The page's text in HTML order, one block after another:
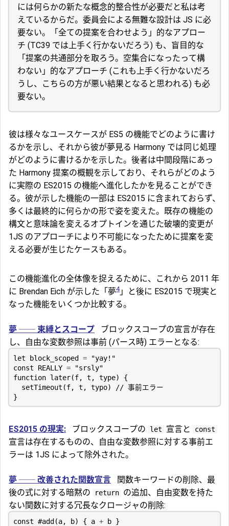
には何らかの新たな概念的整合性が必要だと私は考
えているからだ。委員会による無難な設計は JS に必
要ない。「全ての提案を合わせよう」的なアプロー
チ (TC39 では上手く行かないだろう) も、盲目的な
「提案の共通部分を取ろう。空集合になったって構
わない」的なアプローチ (これも上手く行かないだろ
うし、こちらの方が悪い結果となると思われる) も必
要ない。
彼は様々なユースケースが ES5 の機能でどのように書け
るかを示し、それから彼が夢見る Harmony では同じ処理
がどのように書けるかを示した。後者は中間段階にあっ
た Harmony 提案の概観を示しており、それらがどのよう
に実際の ES2015 の機能へ進化したかを見ることができ
る。彼が示した機能の一部は ES2015 に含まれておらず、
多くは最終的に何らかの形で姿を変えた。既存の機能の
構文と意味論を変えるオプトインを通じた破壊的変更が
1JS のアプローチにより不可能になったために提案を変
える必要が生じたケースもある。
この機能進化の全体像を捉えるために、これから 2011 年
に Brendan Eich が示した「夢4」と後に ES2015 で現実と
なった機能をいくつか比較する。
夢 ── 束縛とスコープ
ブロックスコープの宣言が存在
し、自由な変数参照は事前 (パース時) エラーとなる:
let block_scoped =
"yay!"
const
REALLY =
"srsly"
function later(f, t , type)
{
setTimeout (f, t , typo)
}
ES2015 の現実: ブロックスコープの let 宣言と const
宣言は存在するものの、自由な変数参照に対する事前エ
ラーは 1JS によって除外された。
夢 ── 改善された関数宣言
関数キーワードの削除、最
後の式に対する暗黙の
return の追加、自由変数を持た
ない関数に対する冗長なクロージャの削除:
const #add (a, b) { a + b }